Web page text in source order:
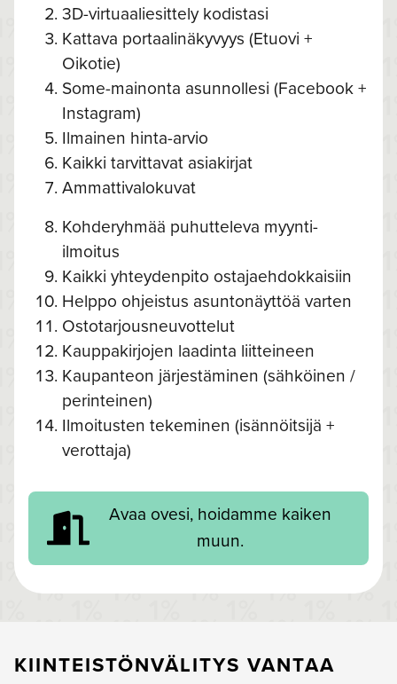
3D-virtuaaliesittely kodistasi
Kattava portaalinäkyvyys (Etuovi +
Oikotie)
Some-mainonta asunnollesi (Facebook +
Instagram)
Ilmainen hinta-arvio
Kaikki tarvittavat asiakirjat
Ammattivalokuvat
Kohderyhmää puhutteleva myynti-
ilmoitus
Kaikki yhteydenpito ostajaehdokkaisiin
Helppo ohjeistus asuntonäyttöä varten
Ostotarjousneuvottelut
Kauppakirjojen laadinta liitteineen
Kaupanteon järjestäminen (sähköinen /
perinteinen)
Ilmoitusten tekeminen (isännöitsijä +
verottaja)
Avaa ovesi, hoidamme kaiken
muun.
KIINTEISTÖNVÄLITYS VANTAA